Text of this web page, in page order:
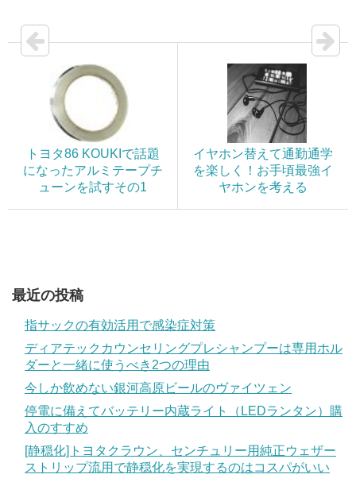
トヨタ86 KOUKIで話題
になったアルミテープチ
ューンを試すその1
イヤホン替えて通勤通学
を楽しく！お手頃最強イ
ヤホンを考える
最近の投稿
指サックの有効活用で感染症対策
ディアテックカウンセリングプレシャンプーは専用ホル
ダーと一緒に使うべき2つの理由
今しか飲めない銀河高原ビールのヴァイツェン
停電に備えてバッテリー内蔵ライト（LEDランタン）購
入のすすめ
[静穏化]トヨタクラウン、センチュリー用純正ウェザー
ストリップ流用で静穏化を実現するのはコスパがいい